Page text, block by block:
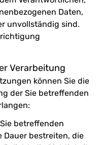
Daten,
unvollständig sind.
Verarbeitung
können Sie die
der Sie betreffenden
betreffenden
Dauer bestreiten, die